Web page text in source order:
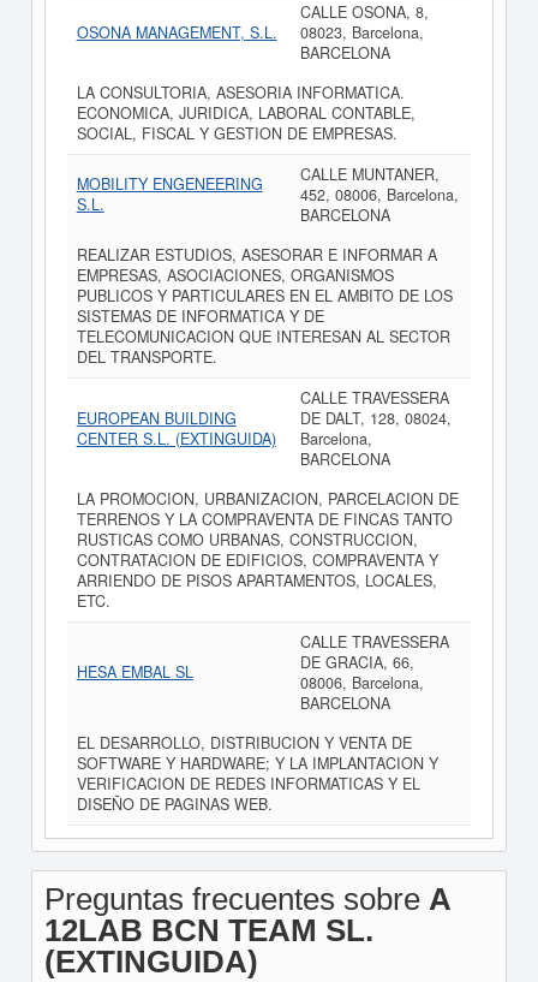
OSONA MANAGEMENT, S.L.
CALLE OSONA, 8,
08023, Barcelona,
BARCELONA
LA CONSULTORIA, ASESORIA INFORMATICA.
ECONOMICA, JURIDICA, LABORAL CONTABLE,
SOCIAL, FISCAL Y GESTION DE EMPRESAS.
MOBILITY ENGENEERING
S.L.
CALLE MUNTANER,
452, 08006, Barcelona,
BARCELONA
REALIZAR ESTUDIOS, ASESORAR E INFORMAR A
EMPRESAS, ASOCIACIONES, ORGANISMOS
PUBLICOS Y PARTICULARES EN EL AMBITO DE LOS
SISTEMAS DE INFORMATICA Y DE
TELECOMUNICACION QUE INTERESAN AL SECTOR
DEL TRANSPORTE.
EUROPEAN BUILDING
CENTER S.L. (EXTINGUIDA)
CALLE TRAVESSERA
DE DALT, 128, 08024,
Barcelona,
BARCELONA
LA PROMOCION, URBANIZACION, PARCELACION DE
TERRENOS Y LA COMPRAVENTA DE FINCAS TANTO
RUSTICAS COMO URBANAS, CONSTRUCCION,
CONTRATACION DE EDIFICIOS, COMPRAVENTA Y
ARRIENDO DE PISOS APARTAMENTOS, LOCALES,
ETC.
HESA EMBAL SL
CALLE TRAVESSERA
DE GRACIA, 66,
08006, Barcelona,
BARCELONA
EL DESARROLLO, DISTRIBUCION Y VENTA DE
SOFTWARE Y HARDWARE; Y LA IMPLANTACION Y
VERIFICACION DE REDES INFORMATICAS Y EL
DISEÑO DE PAGINAS WEB.
Preguntas frecuentes sobre A
12LAB BCN TEAM SL.
(EXTINGUIDA)